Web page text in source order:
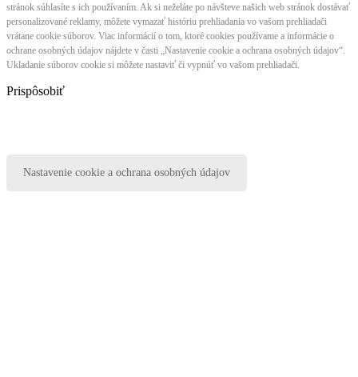
stránok súhlasíte s ich používaním. Ak si neželáte po návšteve našich web stránok dostávať
personalizované reklamy, môžete vymazať históriu prehliadania vo vašom prehliadači
vrátane cookie súborov. Viac informácií o tom, ktoré cookies používame a informácie o
ochrane osobných údajov nájdete v časti „Nastavenie cookie a ochrana osobných údajov“.
Ukladanie súborov cookie si môžete nastaviť či vypnúť vo vašom prehliadači.
Prispôsobiť
Nastavenie cookie a ochrana osobných údajov